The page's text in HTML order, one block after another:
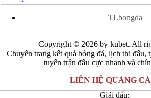
TLbongda
Copyright © 2026 by kubet. All
Chuyên trang kết quả bóng đá, lịch thi đấu,
tuyến trận đấu cực nhanh và
LIÊN HỆ QUẢNG
Giải đấu: